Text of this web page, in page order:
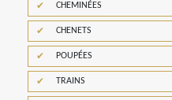
CHEMINÉES
CHENETS
POUPÉES
TRAINS